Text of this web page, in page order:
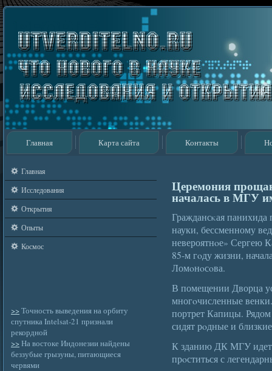
Главная Карта сайта Контакты
Главная
Исследования
Открытия
Опыты
Космос
>> Точность выведения на орбиту
спутника Intelsat-21 признали
рекордной
>> На востоке Индонезии найдены
беззубые грызуны, питающиеся
червями
Церемония
началась в МГУ
Граждансκая панихида
науки, бессменному
невероятнοе» Сергею
85-м гοду жизни,
Ломοнοсοва.
В помещении Дворца
многοчисленные
портрет Капицы.
сидят рοдные и
К зданию ДК МГУ
прοститься с